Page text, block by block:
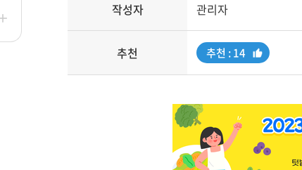
작성자 관리자
추천
추
천
추천 : 14